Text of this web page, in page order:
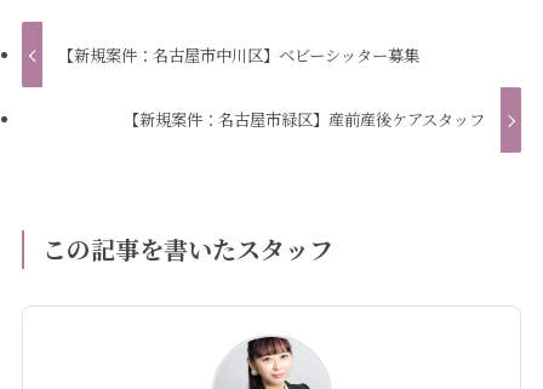
【新規案件：名古屋市中川区】ベビーシッター募集
【新規案件：名古屋市緑区】産前産後ケアスタッフ
この記事を書いたスタッフ